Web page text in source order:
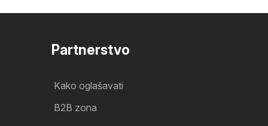
Partnerstvo
Kako oglašavati
B2B zona